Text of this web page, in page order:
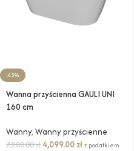
-43%
Wanna przyścienna GAULI UNI
160 cm
Wanny, Wanny przyścienne
7,200.00zł 4,099.00 złz podatkiem